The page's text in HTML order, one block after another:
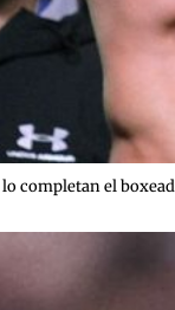
completan el